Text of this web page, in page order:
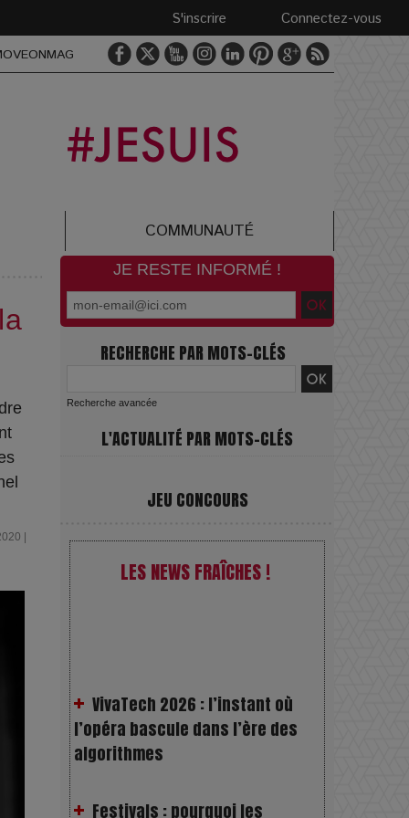
Connectez-vous
S'inscrire
COMMUNAUTÉ
|
JE RESTE INFORMÉ !
RECHERCHE PAR MOTS-CLÉS
Recherche avancée
L'ACTUALITÉ PAR MOTS-CLÉS
JEU CONCOURS
LES NEWS FRAÎCHES !
Festivals : pourquoi les
dérivés du chanvre gagnent en